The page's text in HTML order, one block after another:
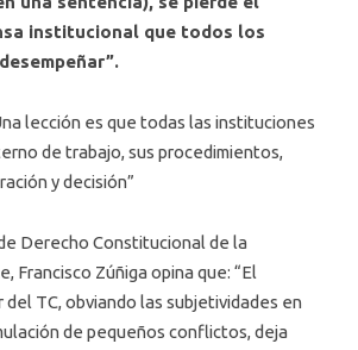
institucional que todos los
lección es que todas las instituciones
de trabajo, sus procedimientos,
y decisión”
Derecho Constitucional de la
Francisco Zúñiga opina que: “El
TC, obviando las subjetividades en
de pequeños conflictos, deja